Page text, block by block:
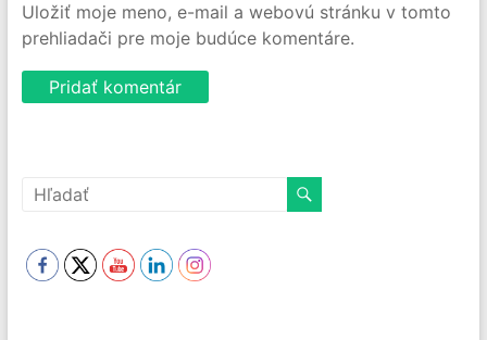
Uložiť moje meno, e-mail a webovú stránku v tomto
prehliadači pre moje budúce komentáre.